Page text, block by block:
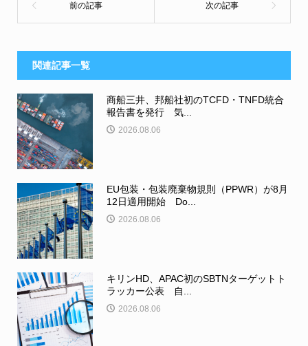
関連記事一覧
商船三井、邦船社初のTCFD・TNFD統合
報告書を発行 気...
2026.08.06
EU包装・包装廃棄物規則（PPWR）が8月
12日適用開始 Do...
2026.08.06
キリンHD、APAC初のSBTNターゲットト
ラッカー公表 自...
2026.08.06